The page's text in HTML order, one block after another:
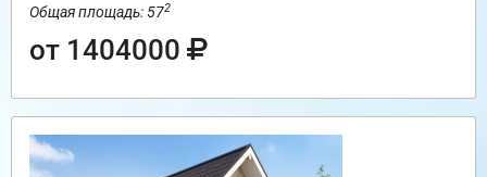
Общая площадь: 572
от 1404000